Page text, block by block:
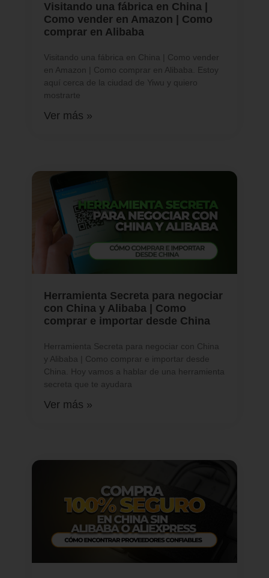
Visitando una fábrica en China |
Como vender en Amazon | Como
comprar en Alibaba
Visitando una fábrica en China | Como vender
en Amazon | Como comprar en Alibaba. Estoy
aquí cerca de la ciudad de Yiwu y quiero
mostrarte
Ver más »
Herramienta Secreta para negociar
con China y Alibaba | Como
comprar e importar desde China
Herramienta Secreta para negociar con China
y Alibaba | Como comprar e importar desde
China. Hoy vamos a hablar de una herramienta
secreta que te ayudara
Ver más »